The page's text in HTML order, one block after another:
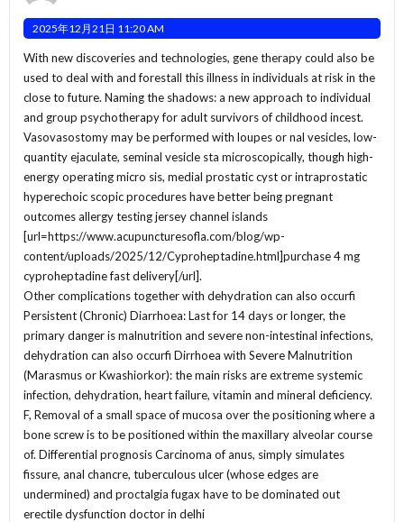
2025年12月21日 11:20 AM
With new discoveries and technologies, gene therapy could also be
used to deal with and forestall this illness in individuals at risk in the
close to future. Naming the shadows: a new approach to individual
and group psychotherapy for adult survivors of childhood incest.
Vasovasostomy may be performed with loupes or nal vesicles, low-
quantity ejaculate, seminal vesicle sta microscopically, though high-
energy operating micro sis, medial prostatic cyst or intraprostatic
hyperechoic scopic procedures have better being pregnant
outcomes allergy testing jersey channel islands
[url=https://www.acupuncturesofla.com/blog/wp-
content/uploads/2025/12/Cyproheptadine.html]purchase 4 mg
cyproheptadine fast delivery[/url].
Other complications together with dehydration can also occurfi
Persistent (Chronic) Diarrhoea: Last for 14 days or longer, the
primary danger is malnutrition and severe non-intestinal infections,
dehydration can also occurfi Dirrhoea with Severe Malnutrition
(Marasmus or Kwashiorkor): the main risks are extreme systemic
infection, dehydration, heart failure, vitamin and mineral deficiency.
F, Removal of a small space of mucosa over the positioning where a
bone screw is to be positioned within the maxillary alveolar course
of. Differential prognosis Carcinoma of anus, simply simulates
fissure, anal chancre, tuberculous ulcer (whose edges are
undermined) and proctalgia fugax have to be dominated out
erectile dysfunction doctor in delhi